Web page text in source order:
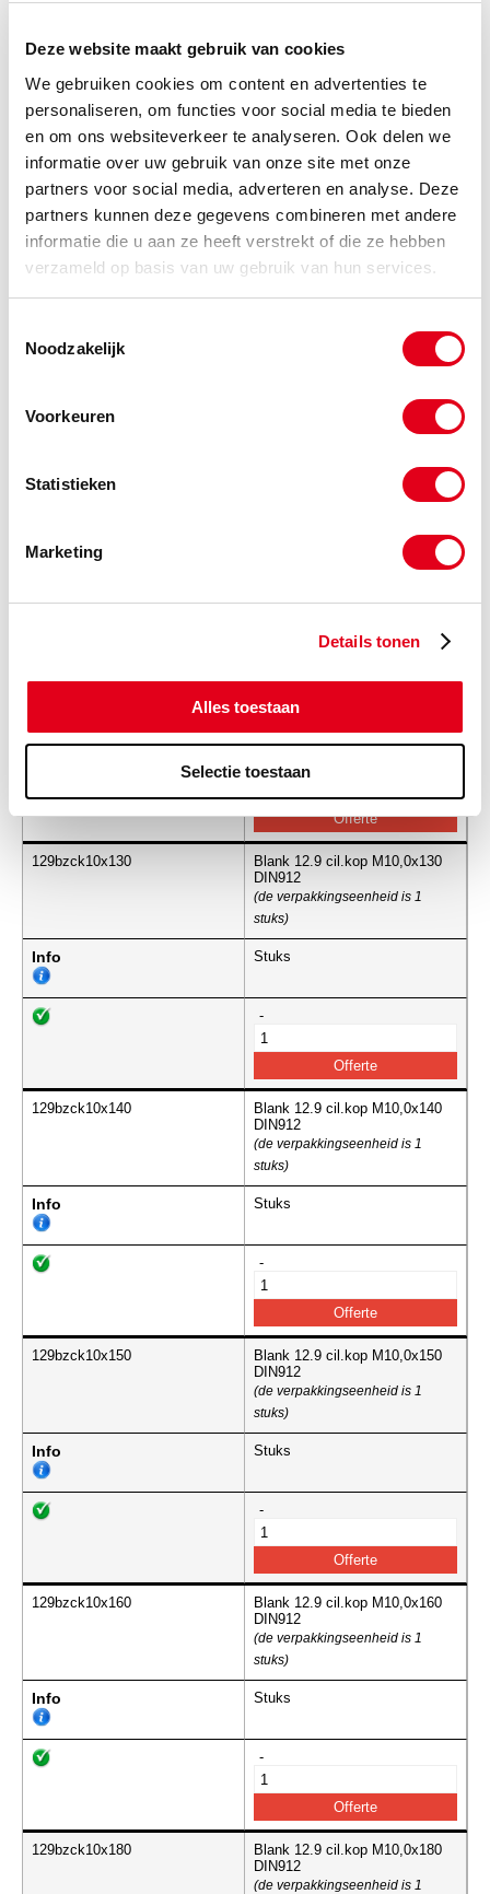
Deze website maakt gebruik van cookies
We gebruiken cookies om content en advertenties te
personaliseren, om functies voor social media te bieden
en om ons websiteverkeer te analyseren. Ook delen we
informatie over uw gebruik van onze site met onze
partners voor social media, adverteren en analyse. Deze
partners kunnen deze gegevens combineren met andere
informatie die u aan ze heeft verstrekt of die ze hebben
verzameld op basis van uw gebruik van hun services.
Noodzakelijk
Voorkeuren
Statistieken
Marketing
Details tonen
Alles toestaan
Selectie toestaan
129bzck10x075
Blank 12.9 cil.kop M10,0x075
DIN912
(de verpakkingseenheid is 1
Info Stuks
-
Blank 12.9 cil.kop M10,0x080
(de verpakkingseenheid is 1
(de verpakkingseenheid is 1
Stuks
-
129bzck10x130
Blank 12.9 cil.kop M10,0x130
DIN912
(de verpakkingseenheid is 1
stuks)
Info Stuks
-
129bzck10x140
Blank 12.9 cil.kop M10,0x140
DIN912
(de verpakkingseenheid is 1
stuks)
Info Stuks
-
129bzck10x150
Blank 12.9 cil.kop M10,0x150
DIN912
(de verpakkingseenheid is 1
stuks)
Info Stuks
-
129bzck10x160
Blank 12.9 cil.kop M10,0x160
DIN912
(de verpakkingseenheid is 1
stuks)
Info Stuks
-
129bzck10x180
Blank 12.9 cil.kop M10,0x180
DIN912
(de verpakkingseenheid is 1